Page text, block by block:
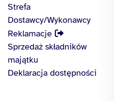
Strefa
Dostawcy/Wykonawcy
Reklamacje
Sprzedaż składników
majątku
Deklaracja dostępności